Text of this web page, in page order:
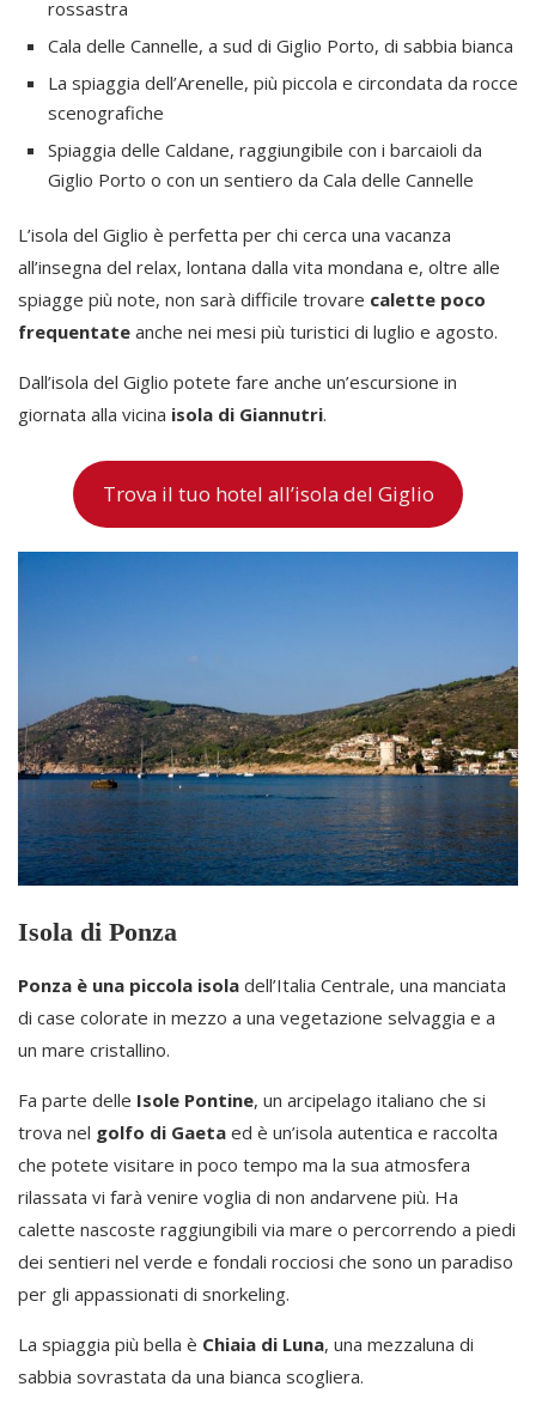
rossastra
Cala delle Cannelle, a sud di Giglio Porto, di sabbia bianca
La spiaggia dell’Arenelle, più piccola e circondata da rocce
scenografiche
Spiaggia delle Caldane, raggiungibile con i barcaioli da
Giglio Porto o con un sentiero da Cala delle Cannelle
L’isola del Giglio è perfetta per chi cerca una vacanza
all’insegna del relax, lontana dalla vita mondana e, oltre alle
spiagge più note, non sarà difficile trovare calette poco
frequentate anche nei mesi più turistici di luglio e agosto.
Dall’isola del Giglio potete fare anche un’escursione in
giornata alla vicina isola di Giannutri.
Trova il tuo hotel all’isola del Giglio
Isola di Ponza
Ponza è una piccola isola dell’Italia Centrale, una manciata
di case colorate in mezzo a una vegetazione selvaggia e a
un mare cristallino.
Fa parte delle Isole Pontine, un arcipelago italiano che si
trova nel golfo di Gaeta ed è un’isola autentica e raccolta
che potete visitare in poco tempo ma la sua atmosfera
rilassata vi farà venire voglia di non andarvene più. Ha
calette nascoste raggiungibili via mare o percorrendo a piedi
dei sentieri nel verde e fondali rocciosi che sono un paradiso
per gli appassionati di snorkeling.
La spiaggia più bella è Chiaia di Luna, una mezzaluna di
sabbia sovrastata da una bianca scogliera.